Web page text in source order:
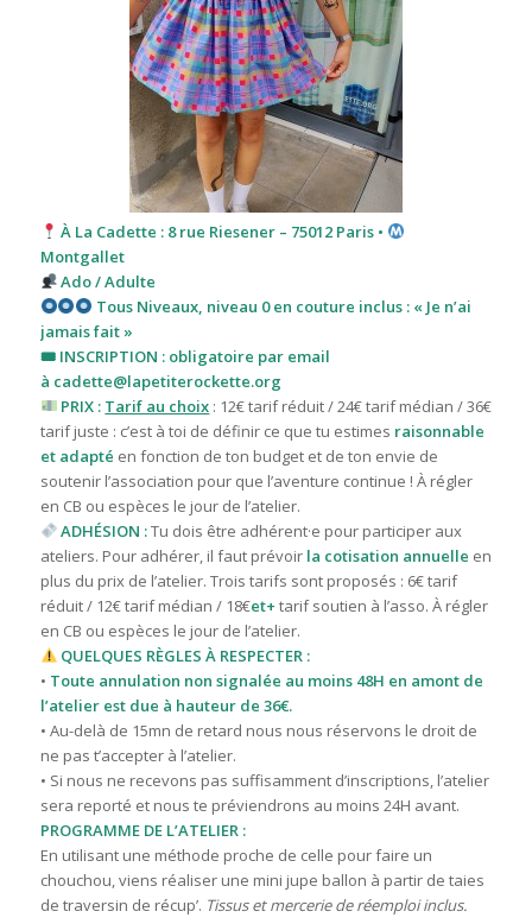
À La Cadette : 8 rue Riesener – 75012 Paris •
Montgallet
Ado / Adulte
Tous Niveaux, niveau 0 en couture inclus : « Je n’ai
jamais fait »
🎟 INSCRIPTION : obligatoire par email
à cadette@lapetiterockette.org
PRIX : Tarif au choix : 12€ tarif réduit / 24€ tarif médian / 36€
tarif juste : c’est à toi de définir ce que tu estimes raisonnable
et adapté en fonction de ton budget et de ton envie de
soutenir l’association pour que l’aventure continue ! À régler
en CB ou espèces le jour de l’atelier.
ADHÉSION :Tu dois être adhérent·e pour participer aux
ateliers. Pour adhérer, il faut prévoir la cotisation annuelle en
plus du prix de l’atelier. Trois tarifs sont proposés : 6€ tarif
réduit / 12€ tarif médian / 18€et+ tarifsoutien à l’asso. À régler
en CB ou espèces le jour de l’atelier.
QUELQUES RÈGLES À RESPECTER :
• Toute annulation non signalée au moins 48H en amont de
l’atelier est due à hauteur de 36€.
• Au-delà de 15mn de retard nous nous réservons le droit de
ne pas t’accepter à l’atelier.
• Si nous ne recevons pas suffisamment d’inscriptions, l’atelier
sera reporté et nous te préviendrons au moins 24H avant.
PROGRAMME DE L’ATELIER :
En utilisant une méthode proche de celle pour faire un
chouchou, viens réaliser une mini jupe ballon à partir de taies
de traversin de récup’. Tissus et mercerie de réemploi inclus.